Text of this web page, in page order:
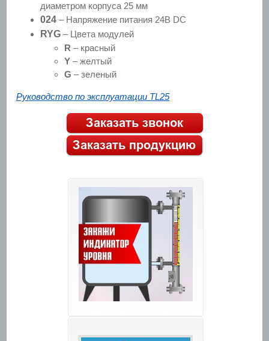
диаметром корпуса 25 мм
024 – Напряжение питания 24В DC
RYG – Цвета модулей
R – красный
Y – желтый
G – зеленый
Руководство по эксплуатации TL25